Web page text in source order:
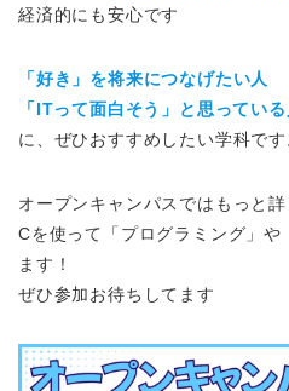
経済的にも安心です
「好き」を将来につなげたい人
「ITって面白そう」と思っている
に、ぜひおすすめしたい学科です
オープンキャンパスではもっと
Cを使って「プログラミング 」
ます！
ぜひ参加お待ちしてます